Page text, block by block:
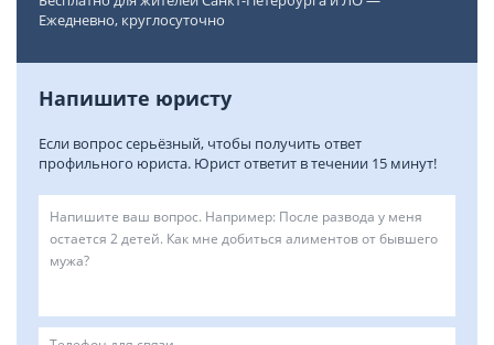
Ежедневно, круглосуточно
Напишите юристу
Если вопрос серьёзный, чтобы получить ответ
профильного юриста. Юрист ответит в течении 15 минут!